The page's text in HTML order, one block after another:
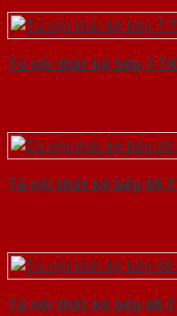
Tủ nội thất kệ bếp 7-
Tủ nội thất kệ bếp 69-
Tủ nội thất kệ bếp 68-